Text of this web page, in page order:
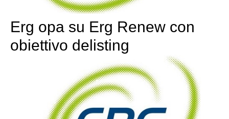
Erg opa su Erg Renew con
obiettivo delisting